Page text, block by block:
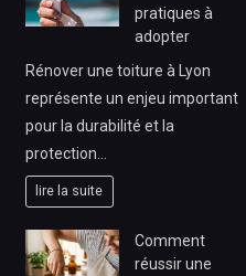
pratiques à
adopter
Rénover une toiture à Lyon
représente un enjeu important
pour la durabilité et la
protection…
lire la suite
Comment
réussir une